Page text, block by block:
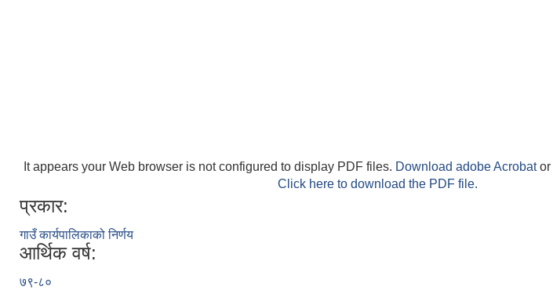
It appears your Web browser is not configured to display PDF files. Download adobe Acrobator
Click here to download the PDF file.
प्रकार:
गाउँ कार्यपालिकाको निर्णय
आर्थिक वर्ष:
७९-८०